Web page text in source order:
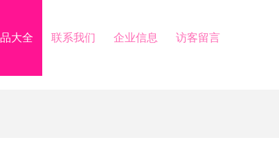
大全 联系我们 企业信息 访客留言